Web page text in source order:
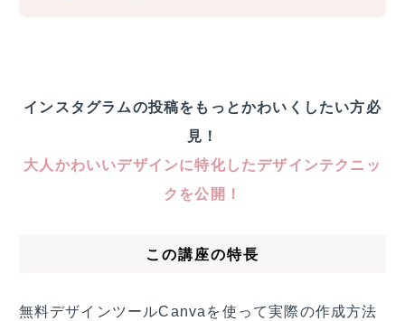
インスタグラムの投稿をもっとかわいくしたい方必
見！
大人かわいいデザインに特化したデザインテクニッ
クを公開！
この講座の特長
無料デザインツールCanvaを使って実際の作成方法